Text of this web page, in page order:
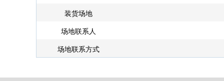
装货场地
场地联系人
场地联系方式